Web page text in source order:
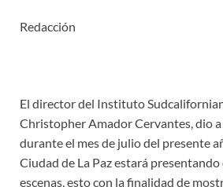
Redacción
El director del Instituto
Christopher Amador Cervantes, dio
durante el mes de julio del presente
Ciudad de La Paz estará
escenas, esto con la finalidad de